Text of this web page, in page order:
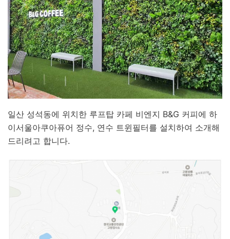
일산 성석동에 위치한 루프탑 카페 비엔지 B&G 커피에 하
이서울아쿠아퓨어 정수, 연수 트윈필터를 설치하여 소개해
드리려고 합니다.